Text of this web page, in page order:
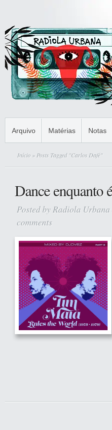
Arquivo Matérias Notas
Início » Posts Tagged "Carlos Dafé"
Dance enquanto
Posted by Radiola Urbana
comments